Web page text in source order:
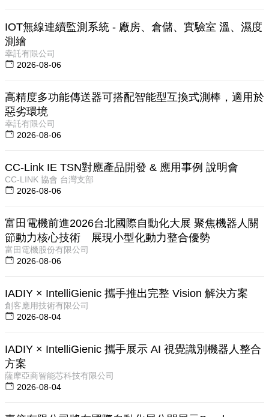
IOT無線連續監測系統 - 廠房、倉儲、實驗室 溫、濕度
測繪
幸託有限公司
2026-08-06
高精度多功能傳送器可搭配智能型互換式測棒，適用於
惡劣環境
幸託有限公司
2026-08-06
CC-Link IE TSN對應產品開發 & 應用事例 說明會
CC-LINK 協會 台灣支部
2026-08-06
富田電機前進2026台北國際自動化大展 聚焦機器人關
節動力核心技術 展現小型化動力整合優勢
富田電機股份有限公司
2026-08-06
IADIY × IntelliGienic 攜手推出完整 Vision 解決方案
創客應用技術有限公司
2026-08-04
IADIY × IntelliGienic 攜手展示 AI 視覺識別機器人整合
方案
薩摩亞商智能芯科技有限公司
2026-08-04